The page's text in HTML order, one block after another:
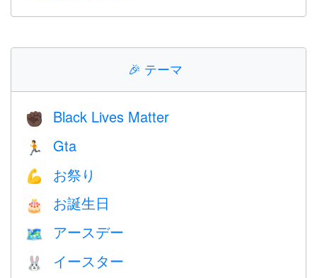
🎉 テーマ
✊🏿 Black Lives Matter
🏃 Gta
💪 お祭り
🎂 お誕生日
🗺️ アースデー
🐰 イースター